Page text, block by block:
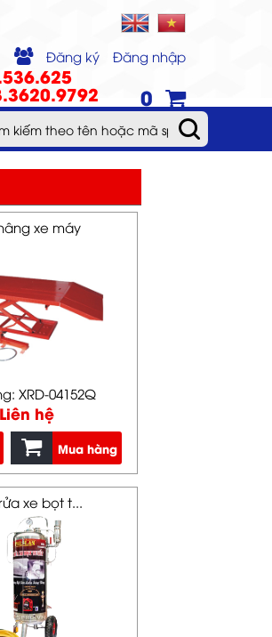
Đăng ký Đăng nhập
0
xe máy
XRD-04152Q
Liên hệ
Mua hàng
xe bọt t...